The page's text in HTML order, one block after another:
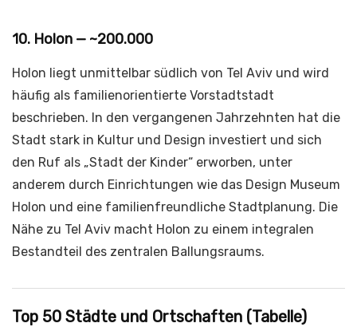
10. Holon — ~200.000
Holon liegt unmittelbar südlich von Tel Aviv und wird
häufig als familienorientierte Vorstadtstadt
beschrieben. In den vergangenen Jahrzehnten hat die
Stadt stark in Kultur und Design investiert und sich
den Ruf als „Stadt der Kinder“ erworben, unter
anderem durch Einrichtungen wie das Design Museum
Holon und eine familienfreundliche Stadtplanung. Die
Nähe zu Tel Aviv macht Holon zu einem integralen
Bestandteil des zentralen Ballungsraums.
Top 50 Städte und Ortschaften (Tabelle)